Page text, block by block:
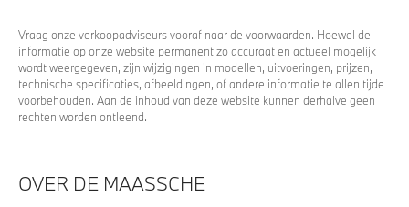
Vraag onze verkoopadviseurs vooraf naar de voorwaarden. Hoewel de
informatie op onze website permanent zo accuraat en actueel mogelijk
wordt weergegeven, zijn wijzigingen in modellen, uitvoeringen, prijzen,
technische specificaties, afbeeldingen, of andere informatie te allen tijde
voorbehouden. Aan de inhoud van deze website kunnen derhalve geen
rechten worden ontleend.
OVER DE MAASSCHE